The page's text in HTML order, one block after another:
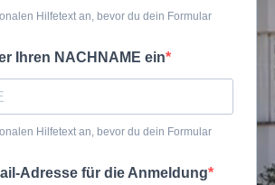
Hilfetext an, bevor du dein Formular
Ihren NACHNAME ein
Hilfetext an, bevor du dein Formular
Adresse für die Anmeldung